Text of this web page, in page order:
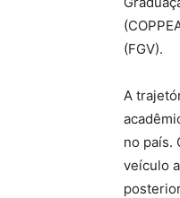
(FGV).
A
no país.
veículo